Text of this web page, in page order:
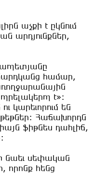
աչքի է ըկնում
արդյունքներ,
համար,
է»:
կարեւորում են
Հաճախորդն
ֆիթնես դահլիճ,
նաեւ սեփական
որոնք հենց